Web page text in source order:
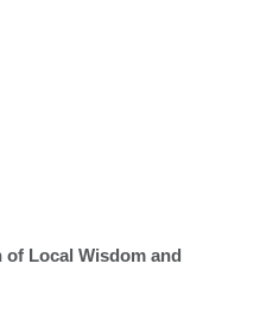
of Local Wisdom and